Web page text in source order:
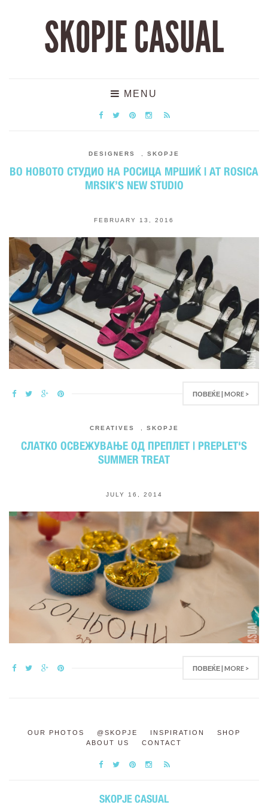
SKOPJE CASUAL
MENU
DESIGNERS SKOPJE
ВО НОВОТО СТУДИО НА РОСИЦА МРШИЌ | AT ROSICA
MRSIK’S NEW STUDIO
FEBRUARY 13, 2016
ПОВЕЌЕ | MORE >
CREATIVES SKOPJE
СЛАТКО ОСВЕЖУВАЊЕ ОД ПРЕПЛЕТ | PREPLET'S
SUMMER TREAT
JULY 16, 2014
ПОВЕЌЕ | MORE >
OUR PHOTOS @SKOPJE INSPIRATION
SHOP
ABOUT US
CONTACT
SKOPJE CASUAL